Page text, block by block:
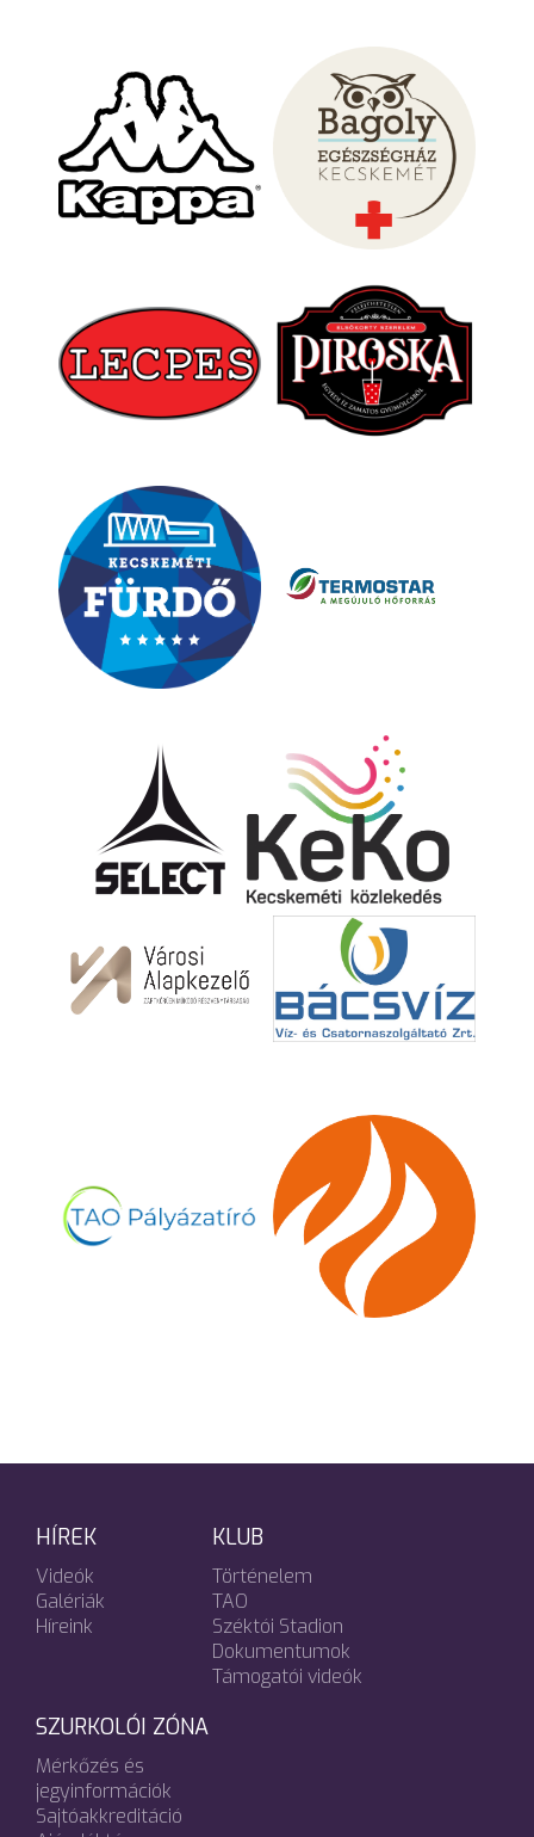
HÍREK
Videók
Galériák
Híreink
KLUB
Történelem
TAO
Széktói Stadion
Dokumentumok
Támogatói videók
SZURKOLÓI ZÓNA
Mérkőzés és
jegyinformációk
Sajtóakkreditáció